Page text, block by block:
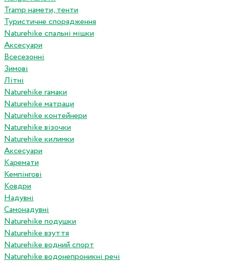
Tramp намети, тенти
Туристичне спорядження
Naturehike спальні мішки
Аксесуари
Всесезонні
Зимові
Літні
Naturehike гамаки
Naturehike матраци
Naturehike контейнери
Naturehike візочки
Naturehike килимки
Аксесуари
Каремати
Кемпінгові
Ковдри
Надувні
Самонадувні
Naturehike подушки
Naturehike взуття
Naturehike водний спорт
Naturehike водонепроникні речі